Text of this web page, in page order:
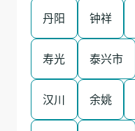
丹阳 钟祥
寿光 泰兴市
汉川 余姚